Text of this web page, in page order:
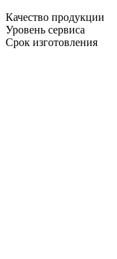
Качество продукции
Уровень сервиса
Срок изготовления